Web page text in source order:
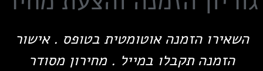
השאירו הזמנה אוטומטית בטופס . אישור
הזמנה תקבלו במייל . מחירון מסודר